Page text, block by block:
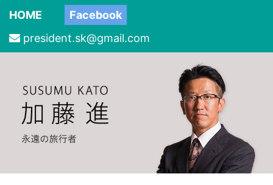
HOME
Facebook
president.sk@gmail.com